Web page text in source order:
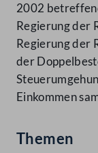
2002
Regierung der
Regierung der
der
Einkommen
Themen